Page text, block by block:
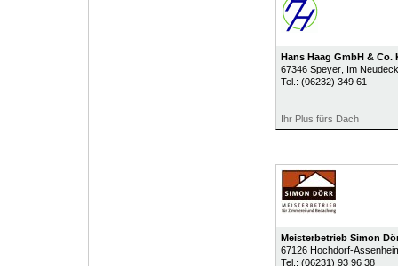
Hans Haag GmbH & Co.
67346 Speyer, Im
Tel.: (06232) 349 61
Ihr Plus fürs Dach
Meisterbetrieb Simon
67126 Hochdorf-
Tel.: (06231) 93 96 38